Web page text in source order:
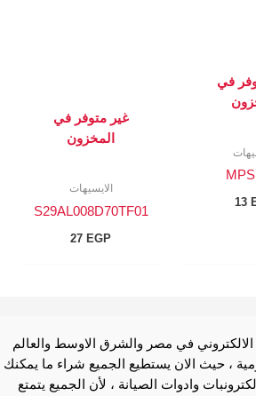
في
13
غير متوفر في
المخزون
الايسيهات
S29AL008D70TF01
27 EGP
في مصر والشرق الاوسط والعالم
، حيث الان يستطيع الجميع شراء ما يمكنك
وادوات الصيانة ، لأن الجميع يتمتع